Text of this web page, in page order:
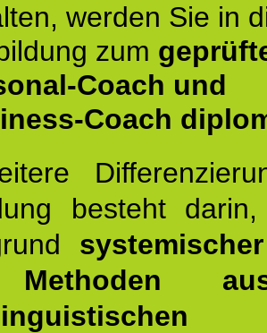
werden Sie in
zum
Coach und
Coach
besteht